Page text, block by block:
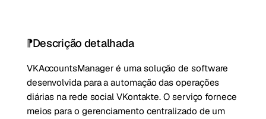
Descrição detalhada
VKAccountsManager é uma solução de software
desenvolvida para a automação das operações
diárias na rede social VKontakte. O serviço fornece
meios para o gerenciamento centralizado de um